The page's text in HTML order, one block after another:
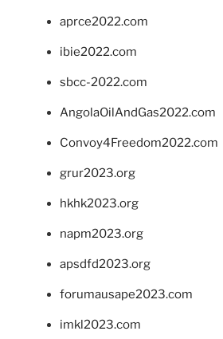
aprce2022.com
ibie2022.com
sbcc-2022.com
AngolaOilAndGas2022.com
Convoy4Freedom2022.com
grur2023.org
hkhk2023.org
napm2023.org
apsdfd2023.org
forumausape2023.com
imkl2023.com